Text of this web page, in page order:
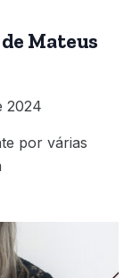
Mateus
2024
por várias